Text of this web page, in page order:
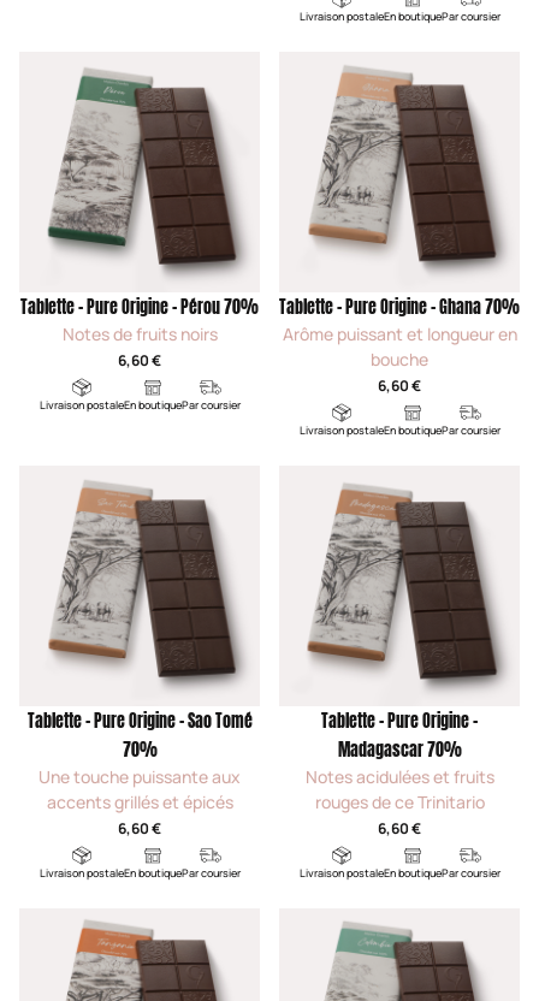
Livraison postaleEn boutiquePar coursier
Tablette - Pure Origine - Pérou 70%
Notes de fruits noirs
6,60 €
Livraison postaleEn boutiquePar coursier
Tablette - Pure Origine - Ghana 70%
Arôme puissant et longueur en
bouche
6,60 €
Livraison postaleEn boutiquePar coursier
Tablette - Pure Origine - Sao Tomé
70%
Une touche puissante aux
accents grillés et épicés
6,60 €
Livraison postaleEn boutiquePar coursier
Tablette - Pure Origine -
Madagascar 70%
Notes acidulées et fruits
rouges de ce Trinitario
6,60 €
Livraison postaleEn boutiquePar coursier